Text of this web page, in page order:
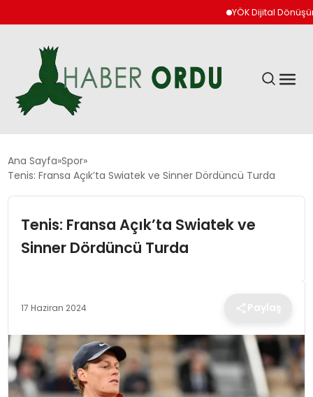
YÖK Dijital Dönüşüm
GÜNDEM
DÜNYA
EKONOMI
EĞITIM
Ana Sayfa Spor
Tenis: Fransa Açık’ta Swiatek ve Sinner Dördüncü Turda
Tenis: Fransa Açık’ta Swiatek ve
Sinner Dördüncü Turda
17 Haziran 2024